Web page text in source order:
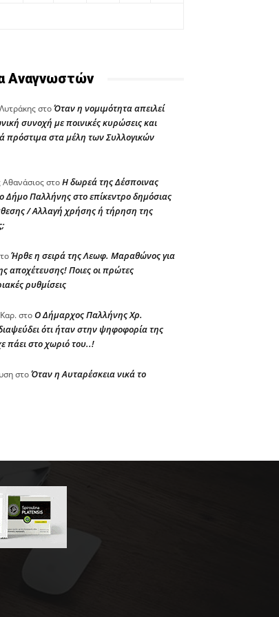
Αναγνωστών
στοΌταν η νομιμότητα απειλεί
συνοχή με ποινικές κυρώσεις και
πρόστιμα στα μέλη των Συλλογικών
ΑθανάσιοςστοΗ δωρεά της Δέσποινας
Δήμο Παλλήνης στο επίκεντρο δημόσιας
/ Αλλαγή χρήσης ή τήρηση της
Ήρθε η σειρά της Λεωφ. Μαραθώνος για
αποχέτευσης! Ποιες οι πρώτες
ρυθμίσεις
στοΟ Δήμαρχος Παλλήνης Χρ.
ότι ήταν στην ψηφοφορία της
πάει στο χωριό του..!
στοΌταν η Αυταρέσκεια νικά το